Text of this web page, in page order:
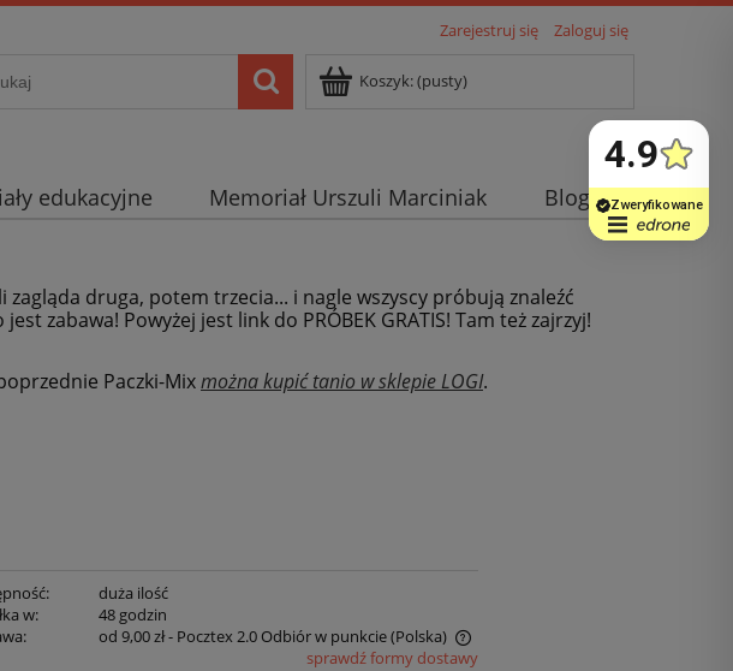
Zarejestruj się Zaloguj się
Koszyk:(pusty)
edukacyjne Memoriał Urszuli Marciniak Blog
druga, potem trzecia... i nagle wszyscy próbują znaleźć
zabawa! Powyżej jest link do PRÓBEK GRATIS! Tam też zajrzyj!
Paczki-Mixmożna kupić tanio w sklepie LOGI.
duża ilość
w:
48 godzin
od 9,00 zł- Pocztex 2.0 Odbiór w punkcie(Polska)
sprawdź formy dostawy